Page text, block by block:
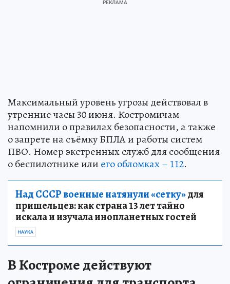
Максимальный уровень угрозы действовал в
утренние часы 30 июня. Костромичам
напомнили о правилах безопасности, а также
о запрете на съёмку БПЛА и работы систем
ПВО. Номер экстренных служб для сообщения
о беспилотнике или его обломках – 112.
Над СССР военные натянули «сетку»для
пришельцев: как страна 13 лет тайно
искала и изучала инопланетных гостей
НАУКА
В Костроме действуют